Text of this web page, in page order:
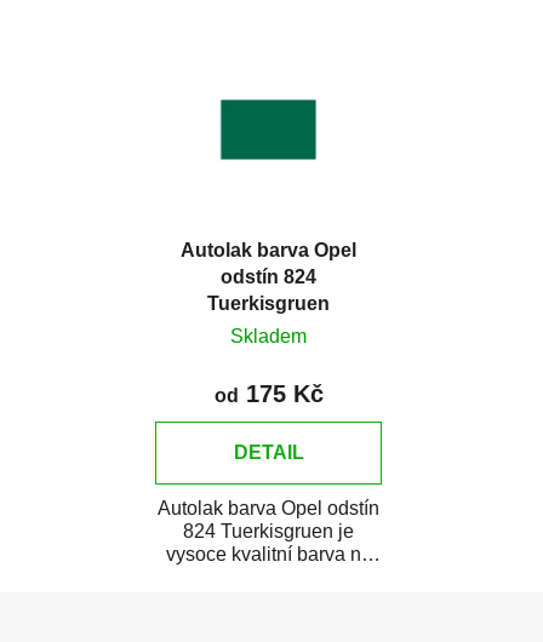
Autolak barva Opel
odstín 824
Tuerkisgruen
Skladem
od 175 Kč
DETAIL
Autolak barva Opel odstín
824 Tuerkisgruen je
vysoce kvalitní barva na